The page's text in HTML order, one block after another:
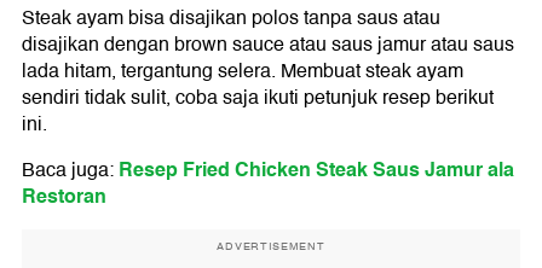
Steak ayambisa disajikan polos tanpa saus atau
disajikan dengan brown sauce atau saus jamur atau saus
lada hitam, tergantung selera. Membuat steak ayam
sendiri tidak sulit, coba saja ikuti petunjuk resep berikut
ini.
Baca juga:Resep Fried Chicken Steak Saus Jamur ala
Restoran
ADVERTISEMENT